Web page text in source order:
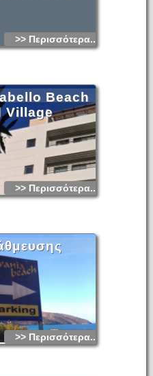
>> Περισσότερα...
Beach
Village
>> Περισσότερα...
>> Περισσότερα...